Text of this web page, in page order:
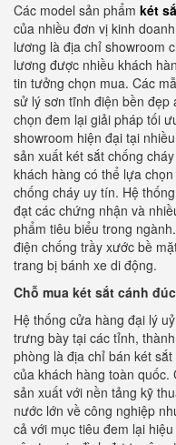
Các model sản phẩm két
của nhiều đơn vị kinh
lương là địa chỉ showroom
lương được nhiều khách
tin tưởng chọn mua. Các
sử lý sơn tĩnh điện bền đẹp
chọn đem lại giải pháp tối
showroom hiện đại tại
sản xuất két sắt chống
khách hàng có thể lựa
chống cháy uy tín. Hệ
đạt các chứng nhận và
phẩm tiêu biểu trong
điện chống trầy xước bề
trang bị bánh xe di động.
Chỗ mua két sắt cánh đúc
Hệ thống cửa hàng đại lý
trưng bày tại các tỉnh,
phòng là địa chỉ bán két
của khách hàng toàn
sản xuất với nền tảng kỹ
nước lớn về công nghiệp
cả với mục tiêu đem lại